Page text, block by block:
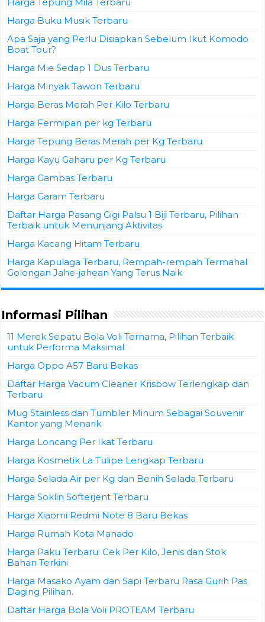
Harga Tepung Mila Terbaru
Harga Buku Musik Terbaru
Apa Saja yang Perlu Disiapkan Sebelum Ikut Komodo
Boat Tour?
Harga Mie Sedap 1 Dus Terbaru
Harga Minyak Tawon Terbaru
Harga Beras Merah Per Kilo Terbaru
Harga Fermipan per kg Terbaru
Harga Tepung Beras Merah per Kg Terbaru
Harga Kayu Gaharu per Kg Terbaru
Harga Gambas Terbaru
Harga Garam Terbaru
Daftar Harga Pasang Gigi Palsu 1 Biji Terbaru, Pilihan
Terbaik untuk Menunjang Aktivitas
Harga Kacang Hitam Terbaru
Harga Kapulaga Terbaru, Rempah-rempah Termahal
Golongan Jahe-jahean Yang Terus Naik
Informasi Pilihan
11 Merek Sepatu Bola Voli Ternama, Pilihan Terbaik
untuk Performa Maksimal
Harga Oppo A57 Baru Bekas
Daftar Harga Vacum Cleaner Krisbow Terlengkap dan
Terbaru
Mug Stainless dan Tumbler Minum Sebagai Souvenir
Kantor yang Menarik
Harga Loncang Per Ikat Terbaru
Harga Kosmetik La Tulipe Lengkap Terbaru
Harga Selada Air per Kg dan Benih Selada Terbaru
Harga Soklin Softerjent Terbaru
Harga Xiaomi Redmi Note 8 Baru Bekas
Harga Rumah Kota Manado
Harga Paku Terbaru: Cek Per Kilo, Jenis dan Stok
Bahan Terkini
Harga Masako Ayam dan Sapi Terbaru Rasa Gurih Pas
Daging Pilihan.
Daftar Harga Bola Voli PROTEAM Terbaru